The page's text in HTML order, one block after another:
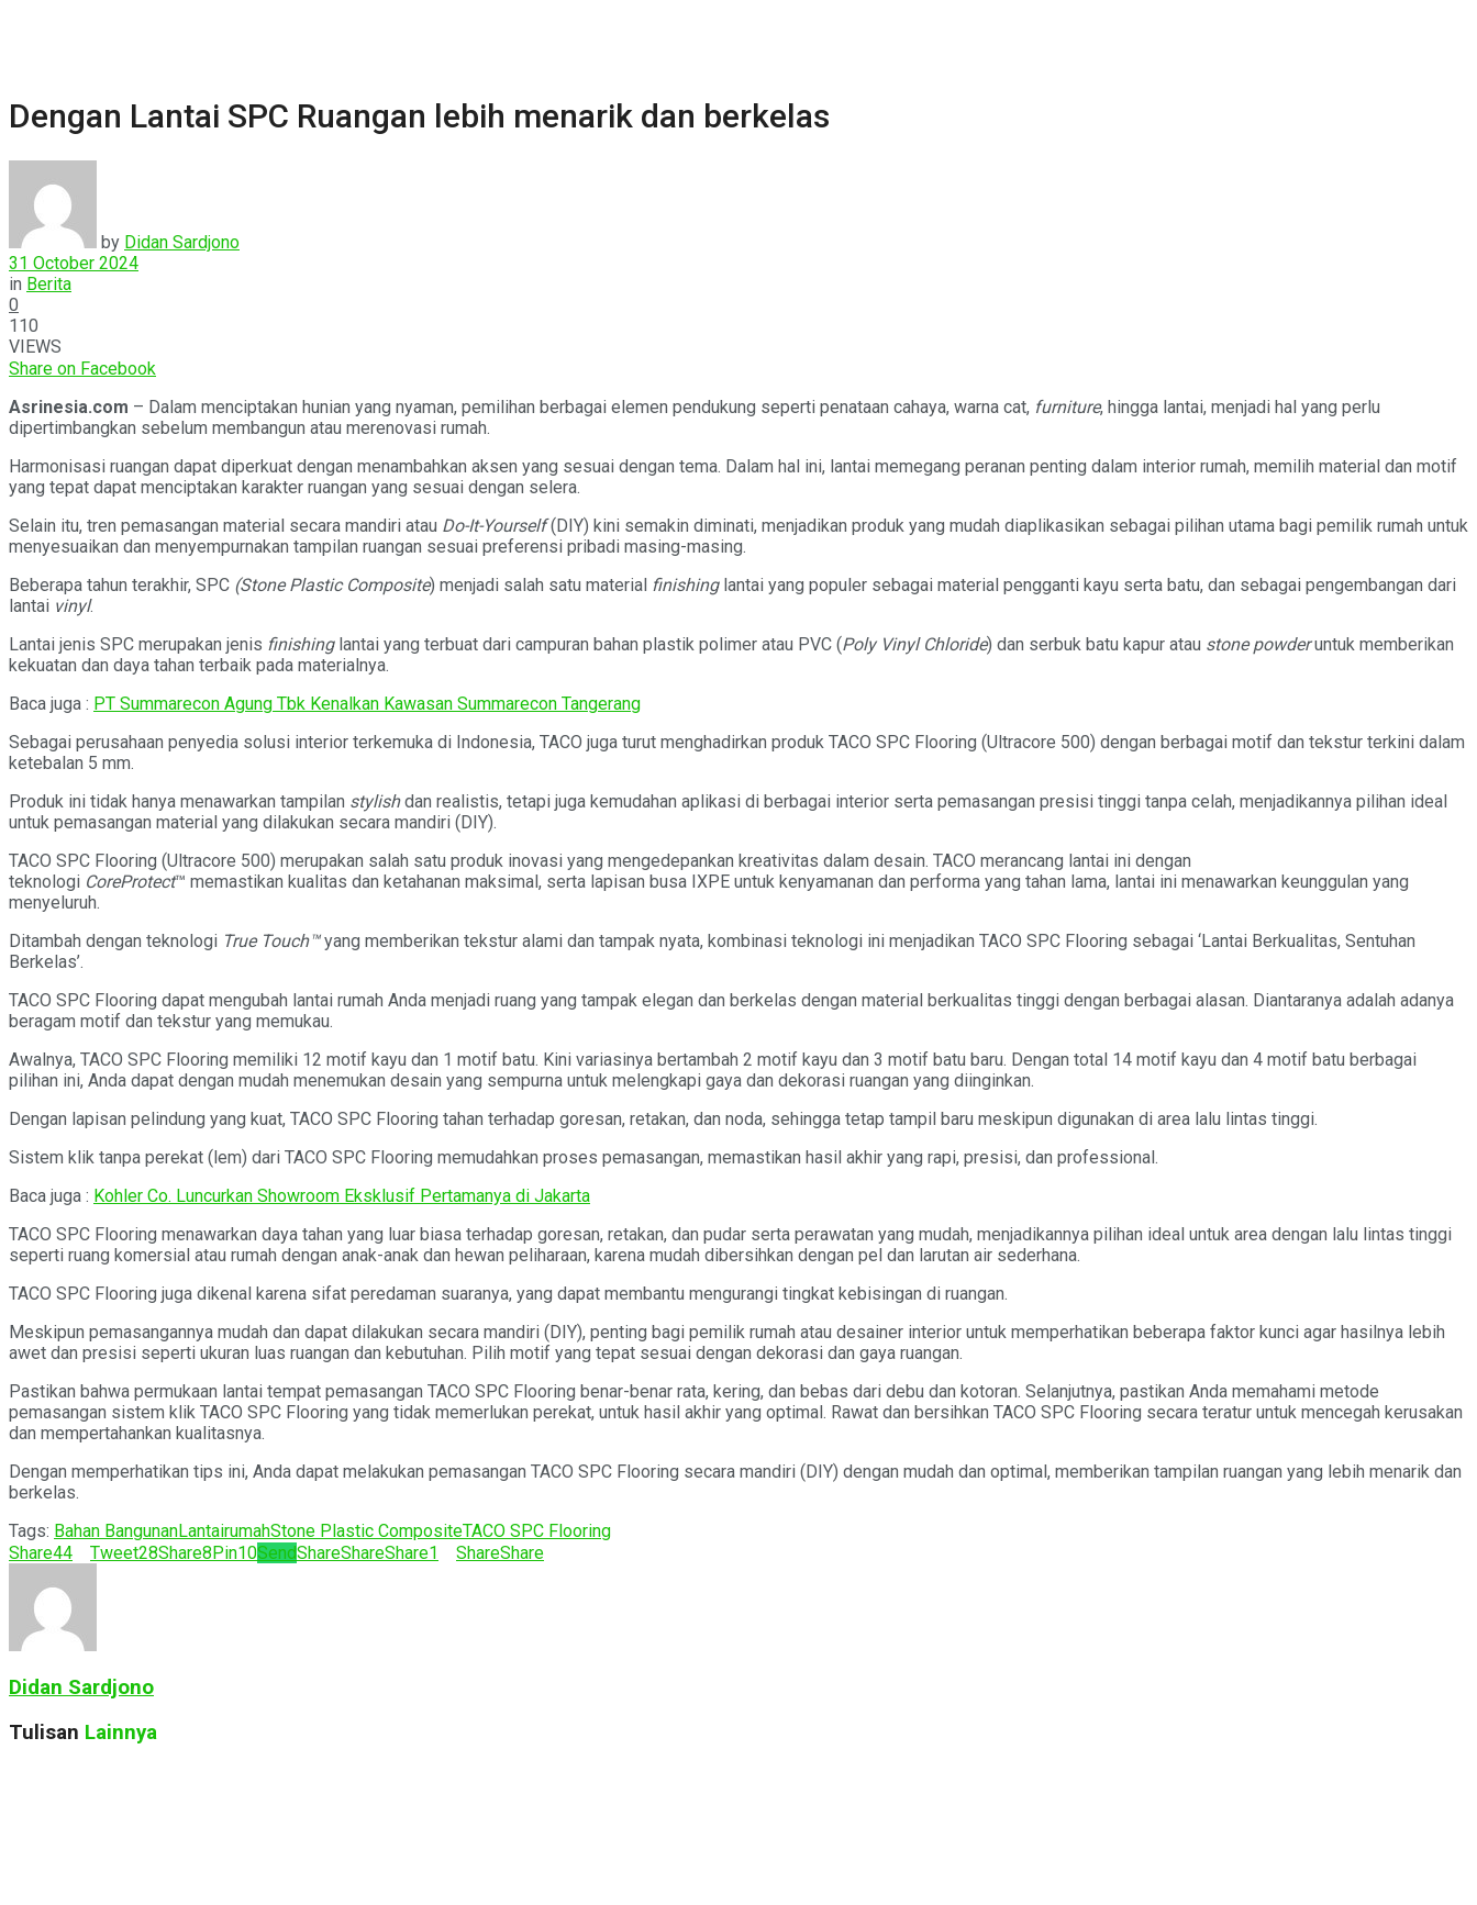
Dengan Lantai SPC Ruangan lebih menarik dan berkelas
by Didan Sardjono
31 October 2024
in Berita
0
110
VIEWS
Share on Facebook
Asrinesia.com – Dalam menciptakan hunian yang nyaman, pemilihan berbagai elemen pendukung seperti penataan cahaya, warna cat, furniture, hingga lantai, menjadi hal yang perlu
dipertimbangkan sebelum membangun atau merenovasi rumah.
Harmonisasi ruangan dapat diperkuat dengan menambahkan aksen yang sesuai dengan tema. Dalam hal ini, lantai memegang peranan penting dalam interior rumah, memilih material dan motif
yang tepat dapat menciptakan karakter ruangan yang sesuai dengan selera.
Selain itu, tren pemasangan material secara mandiri atau Do-It-Yourself(DIY) kini semakin diminati, menjadikan produk yang mudah diaplikasikan sebagai pilihan utama bagi pemilik rumah untuk
menyesuaikan dan menyempurnakan tampilan ruangan sesuai preferensi pribadi masing-masing.
Beberapa tahun terakhir, SPC (Stone Plastic Composite) menjadi salah satu material finishinglantai yang populer sebagai material pengganti kayu serta batu, dan sebagai pengembangan dari
lantai vinyl.
Lantai jenis SPC merupakan jenis finishinglantai yang terbuat dari campuran bahan plastik polimer atau PVC (Poly Vinyl Chloride) dan serbuk batu kapur atau stone powderuntuk memberikan
kekuatan dan daya tahan terbaik pada materialnya.
Baca juga : PT Summarecon Agung Tbk Kenalkan Kawasan Summarecon Tangerang
Sebagai perusahaan penyedia solusi interior terkemuka di Indonesia, TACO juga turut menghadirkan produk TACO SPC Flooring (Ultracore 500) dengan berbagai motif dan tekstur terkini dalam
ketebalan 5 mm.
Produk ini tidak hanya menawarkan tampilan stylishdan realistis, tetapi juga kemudahan aplikasi di berbagai interior serta pemasangan presisi tinggi tanpa celah, menjadikannya pilihan ideal
untuk pemasangan material yang dilakukan secara mandiri (DIY).
TACO SPC Flooring (Ultracore 500) merupakan salah satu produk inovasi yang mengedepankan kreativitas dalam desain. TACO merancang lantai ini dengan
teknologi CoreProtect™ memastikan kualitas dan ketahanan maksimal, serta lapisan busa IXPE untuk kenyamanan dan performa yang tahan lama, lantai ini menawarkan keunggulan yang
menyeluruh.
Ditambah dengan teknologi True Touch™yang memberikan tekstur alami dan tampak nyata, kombinasi teknologi ini menjadikan TACO SPC Flooring sebagai ‘Lantai Berkualitas, Sentuhan
Berkelas’.
TACO SPC Flooring dapat mengubah lantai rumah Anda menjadi ruang yang tampak elegan dan berkelas dengan material berkualitas tinggi dengan berbagai alasan. Diantaranya adalah adanya
beragam motif dan tekstur yang memukau.
Awalnya, TACO SPC Flooring memiliki 12 motif kayu dan 1 motif batu. Kini variasinya bertambah 2 motif kayu dan 3 motif batu baru. Dengan total 14 motif kayu dan 4 motif batu berbagai
pilihan ini, Anda dapat dengan mudah menemukan desain yang sempurna untuk melengkapi gaya dan dekorasi ruangan yang diinginkan.
Dengan lapisan pelindung yang kuat, TACO SPC Flooring tahan terhadap goresan, retakan, dan noda, sehingga tetap tampil baru meskipun digunakan di area lalu lintas tinggi.
Sistem klik tanpa perekat (lem) dari TACO SPC Flooring memudahkan proses pemasangan, memastikan hasil akhir yang rapi, presisi, dan professional.
Baca juga : Kohler Co. Luncurkan Showroom Eksklusif Pertamanya di Jakarta
TACO SPC Flooring menawarkan daya tahan yang luar biasa terhadap goresan, retakan, dan pudar serta perawatan yang mudah, menjadikannya pilihan ideal untuk area dengan lalu lintas tinggi
seperti ruang komersial atau rumah dengan anak-anak dan hewan peliharaan, karena mudah dibersihkan dengan pel dan larutan air sederhana.
TACO SPC Flooring juga dikenal karena sifat peredaman suaranya, yang dapat membantu mengurangi tingkat kebisingan di ruangan.
Meskipun pemasangannya mudah dan dapat dilakukan secara mandiri (DIY), penting bagi pemilik rumah atau desainer interior untuk memperhatikan beberapa faktor kunci agar hasilnya lebih
awet dan presisi seperti ukuran luas ruangan dan kebutuhan. Pilih motif yang tepat sesuai dengan dekorasi dan gaya ruangan.
Pastikan bahwa permukaan lantai tempat pemasangan TACO SPC Flooring benar-benar rata, kering, dan bebas dari debu dan kotoran. Selanjutnya, pastikan Anda memahami metode
pemasangan sistem klik TACO SPC Flooring yang tidak memerlukan perekat, untuk hasil akhir yang optimal. Rawat dan bersihkan TACO SPC Flooring secara teratur untuk mencegah kerusakan
dan mempertahankan kualitasnya.
Dengan memperhatikan tips ini, Anda dapat melakukan pemasangan TACO SPC Flooring secara mandiri (DIY) dengan mudah dan optimal, memberikan tampilan ruangan yang lebih menarik dan
berkelas.
Tags: Bahan BangunanLantairumahStone Plastic CompositeTACO SPC Flooring
Share44 Tweet28Share8Pin10SendShareShareShare1 ShareShare
Didan Sardjono
Tulisan Lainnya